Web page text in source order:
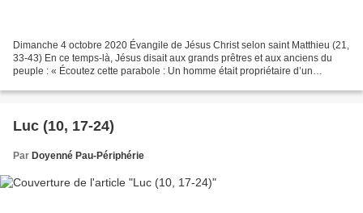
Dimanche 4 octobre 2020 Évangile de Jésus Christ selon saint Matthieu (21,
33-43) En ce temps-là, Jésus disait aux grands prêtres et aux anciens du
peuple : « Écoutez cette parabole : Un homme était propriétaire d’un
Luc (10, 17-24)
Par Doyenné Pau-Périphérie